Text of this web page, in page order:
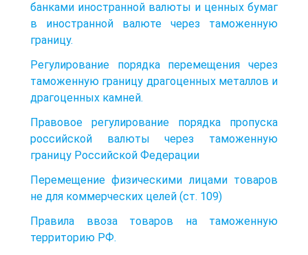
банками иностранной валюты и ценных бумаг
в иностранной валюте через таможенную
границу.
Регулирование порядка перемещения через
таможенную границу драгоценных металлов и
драгоценных камней.
Правовое регулирование порядка пропуска
российской валюты через таможенную
границу Российской Федерации
Перемещение физическими лицами товаров
не для коммерческих целей (ст. 109)
Правила ввоза товаров на таможенную
территорию РФ.